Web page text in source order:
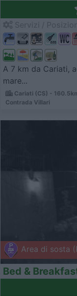
A 7 km da Cariati,
mare...
Cariati (CS) -
Contrada Villari
Area di sosta
Bed &